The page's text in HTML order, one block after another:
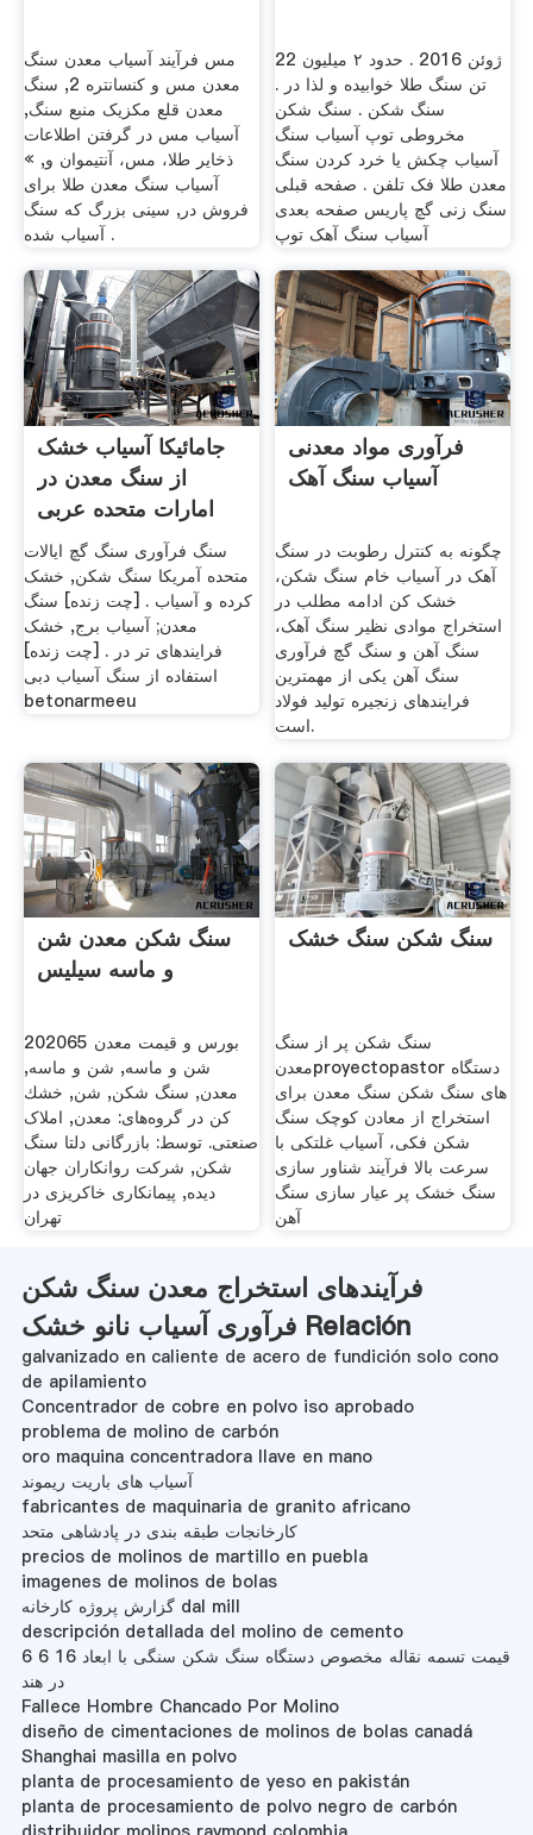
مس فرآیند آسیاب معدن سنگ
معدن مس و کنسانتره 2, سنگ
معدن قلع مکزیک منبع سنگ,
آسیاب مس در گرفتن اطلاعات
ذخایر طلا، مس، آنتیموان و, »
آسیاب سنگ معدن طلا برای
فروش در, سینی بزرگ كه سنگ
آسیاب شده .
22 ژوئن 2016 . حدود ۲ میلیون
تن سنگ طلا خوابیده و لذا در .
سنگ شکن . سنگ شکن
مخروطی توپ آسیاب سنگ
آسیاب چکش یا خرد کردن سنگ
معدن طلا فک تلفن . صفحه قبلی
سنگ زنی گچ پاریس صفحه بعدی
آسیاب سنگ آهک توپ
جامائیکا آسیاب خشک
از سنگ معدن در
امارات متحده عربی
سنگ فرآوری سنگ گچ ایالات
متحده آمریکا سنگ شکن, خشک
کرده و آسیاب . [چت زنده] سنگ
معدن; آسیاب برج, خشک
فرایندهای تر در . [چت زنده]
استفاده از سنگ آسیاب دبی
betonarmeeu
فرآوری مواد معدنی
آسیاب سنگ آهک
چگونه به کنترل رطوبت در سنگ
آهک در آسیاب خام سنگ شکن،
خشک کن ادامه مطلب در
استخراج موادى نظير سنگ آهک،
سنگ آهن و سنگ گچ فرآوری
سنگ آهن یکی از مهمترین
فرایندهای زنجیره تولید فولاد
است.
سنگ شکن معدن شن
و ماسه سیلیس
202065 بورس و قیمت معدن
شن و ماسه, شن و ماسه,
معدن, سنگ شكن, شن, خشك
كن در گروه‌های: معدن, املاک
صنعتی. توسط: بازرگانی دلتا سنگ
شکن, شرکت روانکاران جهان
دیده, پیمانکاری خاکریزی در
تهران
سنگ شکن سنگ خشک
سنگ شکن پر از سنگ
معدنproyectopastor دستگاه
های سنگ شکن سنگ معدن برای
استخراج از معادن کوچک سنگ
شکن فکی، آسیاب غلتکی با
سرعت بالا فرآیند شناور سازی
سنگ خشک پر عیار سازی سنگ
آهن
فرآیندهای استخراج معدن سنگ شکن
فرآوری آسیاب نانو خشک Relación
galvanizado en caliente de acero de fundición solo cono
de apilamiento
Concentrador de cobre en polvo iso aprobado
problema de molino de carbón
oro maquina concentradora llave en mano
آسیاب های باریت ریموند
fabricantes de maquinaria de granito africano
کارخانجات طبقه بندی در پادشاهی متحد
precios de molinos de martillo en puebla
imagenes de molinos de bolas
گزارش پروژه کارخانه dal mill
descripción detallada del molino de cemento
قیمت تسمه نقاله مخصوص دستگاه سنگ شکن سنگی با ابعاد 16 6 6
در هند
Fallece Hombre Chancado Por Molino
diseño de cimentaciones de molinos de bolas canadá
Shanghai masilla en polvo
planta de procesamiento de yeso en pakistán
planta de procesamiento de polvo negro de carbón